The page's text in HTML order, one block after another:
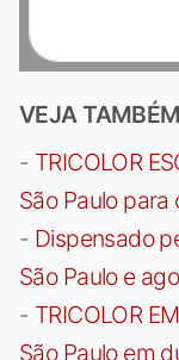
VEJA TAMBÉM
- TRICOLOR
São Paulo para
- Dispensado
São Paulo e
- TRICOLOR
São Paulo em